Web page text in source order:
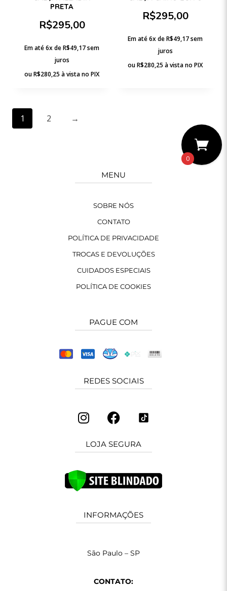
PRETA
R$295,00
Em até 6x deR$49,17sem
juros
ouR$280,25 à vista no PIX
R$295,00
Em até 6x deR$49,17sem
juros
ouR$280,25 à vista no PIX
1 2 →
MENU
SOBRE NÓS
CONTATO
POLÍTICA DE PRIVACIDADE
TROCAS E DEVOLUÇÕES
CUIDADOS ESPECIAIS
POLÍTICA DE COOKIES
PAGUE COM
REDES SOCIAIS
LOJA SEGURA
INFORMAÇÕES
São Paulo – SP
CONTATO:
0